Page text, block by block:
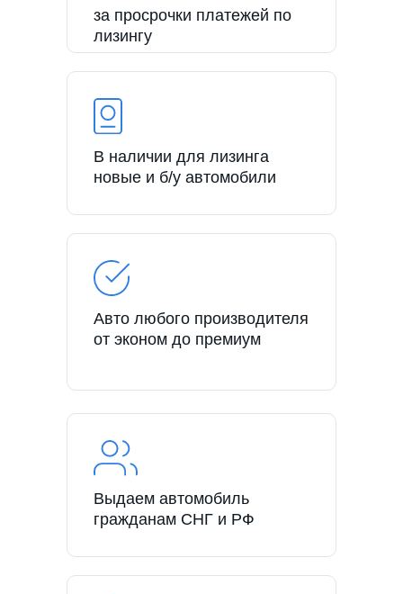
за просрочки платежей по
лизингу
В наличии для лизинга
новые и б/у автомобили
Авто любого производителя
от эконом до премиум
Выдаем автомобиль
гражданам СНГ и РФ